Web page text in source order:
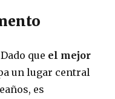
que el mejor
un lugar central
es